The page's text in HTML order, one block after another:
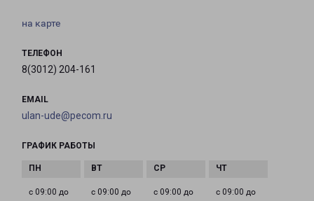
на карте
ТЕЛЕФОН
8(3012) 204-161
EMAIL
ulan-ude@pecom.ru
ГРАФИК РАБОТЫ
с 09:00 до с 09:00 до с 09:00 до с 09:00 до